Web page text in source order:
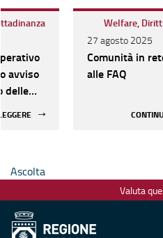
avviso
delle
Welfare,
27 agosto 2025
Comunità in
alle FAQ
Ascolta
Valuta